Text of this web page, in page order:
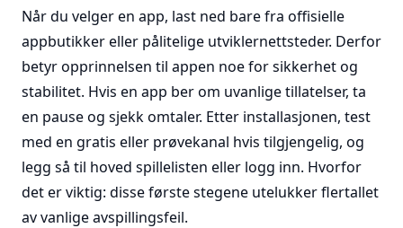
Når du velger en app, last ned bare fra offisielle
appbutikker eller pålitelige utviklernettsteder. Derfor
betyr opprinnelsen til appen noe for sikkerhet og
stabilitet. Hvis en app ber om uvanlige tillatelser, ta
en pause og sjekk omtaler. Etter installasjonen, test
med en gratis eller prøvekanal hvis tilgjengelig, og
legg så til hoved spillelisten eller logg inn. Hvorfor
det er viktig: disse første stegene utelukker flertallet
av vanlige avspillingsfeil.